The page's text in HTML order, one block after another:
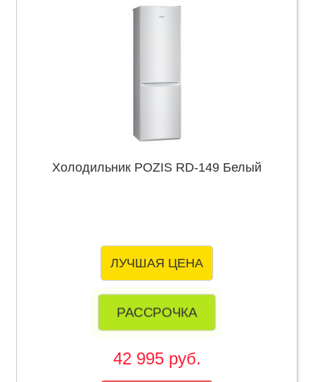
Холодильник POZIS RD-149 Белый
ЛУЧШАЯ ЦЕНА
РАССРОЧКА
42 995 руб.